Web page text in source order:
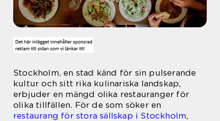
Stockholm, en stad känd för sin pulserande
kultur och sitt rika kulinariska landskap,
erbjuder en mängd olika restauranger för
olika tillfällen. För de som söker en
restaurang för stora sällskap i Stockholm,